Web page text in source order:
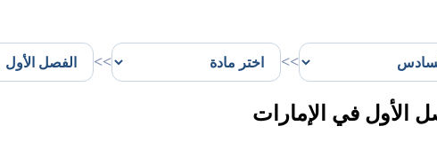
>>
>>